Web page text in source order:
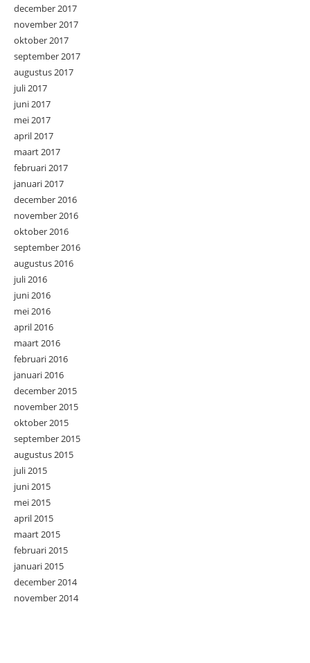
december 2017
november 2017
oktober 2017
september 2017
augustus 2017
juli 2017
juni 2017
mei 2017
april 2017
maart 2017
februari 2017
januari 2017
december 2016
november 2016
oktober 2016
september 2016
augustus 2016
juli 2016
juni 2016
mei 2016
april 2016
maart 2016
februari 2016
januari 2016
december 2015
november 2015
oktober 2015
september 2015
augustus 2015
juli 2015
juni 2015
mei 2015
april 2015
maart 2015
februari 2015
januari 2015
december 2014
november 2014